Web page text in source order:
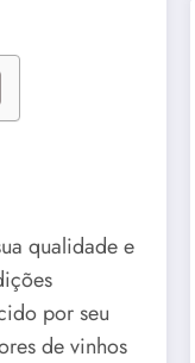
qualidade e
por seu
de vinhos